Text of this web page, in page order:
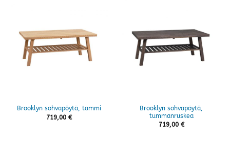
Brooklyn sohvapöytä, tammi
719,00 €
Brooklyn sohvapöytä,
tummanruskea
719,00 €